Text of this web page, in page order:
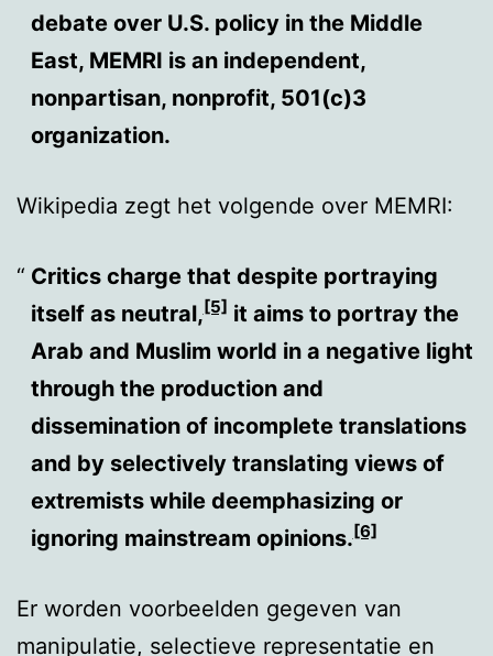
debate over U.S. policy in the Middle
East, MEMRI is an independent,
nonpartisan, nonprofit, 501(c)3
organization.
Wikipedia zegt het volgende over MEMRI:
Critics charge that despite portraying
itself as neutral,[5] it aims to portray the
Arab and Muslim world in a negative light
through the production and
dissemination of incomplete translations
and by selectively translating views of
extremists while deemphasizing or
ignoring mainstream opinions.[6]
Er worden voorbeelden gegeven van
manipulatie, selectieve representatie en